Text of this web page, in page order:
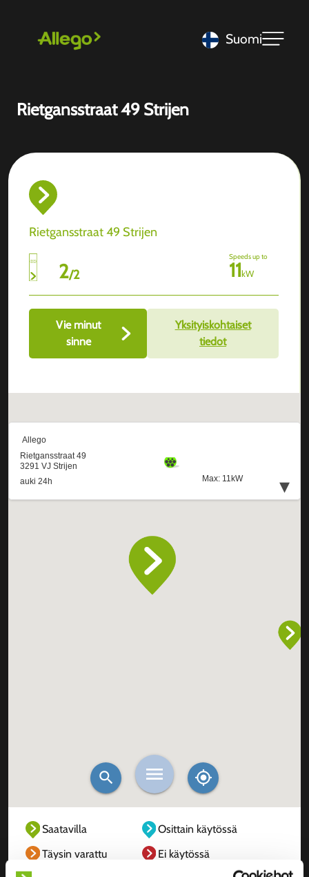
Suomi
Rietgansstraat 49 Strijen
Rietgansstraat 49 Strijen
2/2
Speeds up to
11kW
Vie minut
sinne
Yksityiskohtaiset
tiedot
Saatavilla
Osittain käytössä
Täysin varattu
Ei käytössä